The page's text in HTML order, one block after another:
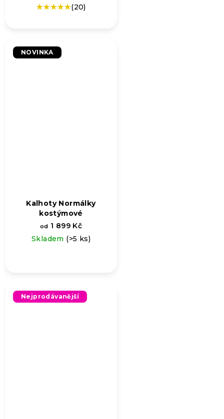
Průměrné
5,0
z
(20)
NOVINKA
Kalhoty Normálky
kostýmové
od 1 899 Kč
Skladem (>5 ks)
Nejprodávanější